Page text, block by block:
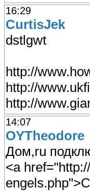
16:29
CurtisJek
dstlgwt
http://
http://
http://
14:07
OYTheodore
Дом,ru
<a